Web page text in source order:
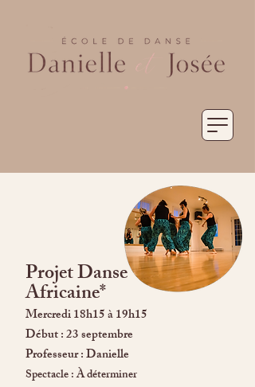
Projet Danse
Africaine*
Mercredi 18h15 à 19h15
Début : 23 septembre
Professeur : Danielle
Spectacle : À déterminer